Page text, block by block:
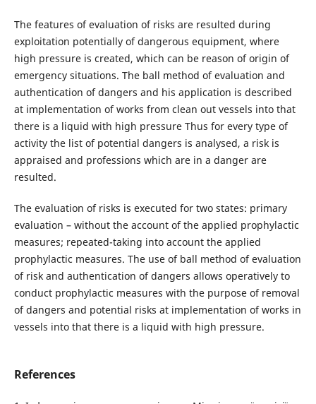
The features of evaluation of risks are resulted during
exploitation potentially of dangerous equipment, where
high pressure is created, which can be reason of origin of
emergency situations. The ball method of evaluation and
authentication of dangers and his application is described
at implementation of works from clean out vessels into that
there is a liquid with high pressure Thus for every type of
activity the list of potential dangers is analysed, a risk is
appraised and professions which are in a danger are
resulted.
The evaluation of risks is executed for two states: primary
evaluation – without the account of the applied prophylactic
measures; repeated-taking into account the applied
prophylactic measures. The use of ball method of evaluation
of risk and authentication of dangers allows operatively to
conduct prophylactic measures with the purpose of removal
of dangers and potential risks at implementation of works in
vessels into that there is a liquid with high pressure.
References